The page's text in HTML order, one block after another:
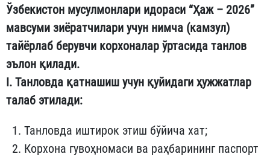
Ўзбекистон мусулмонлари идораси “Ҳаж – 2026”
мавсуми зиёратчилари учун нимча (камзул)
тайёрлаб берувчи корхоналар ўртасида танлов
эълон қилади.
I. Танловда қатнашиш учун қуйидаги ҳужжатлар
талаб этилади:
Танловда иштирок этиш бўйича хат;
Корхона гувоҳномаси ва раҳбарининг паспорт